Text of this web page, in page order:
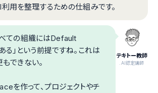
用を整理するための仕組みです。
テキトー教師
.AI認定講師
ての組織にはDefault
」という前提ですね。これは
できない。
を作って、プロジェクトやチ